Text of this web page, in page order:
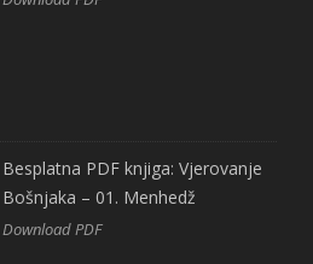
Besplatna PDF knjiga: Vjerovanje
Bošnjaka – 01. Menhedž
Download PDF